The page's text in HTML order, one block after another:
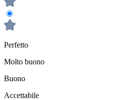
Perfetto
Molto buono
Buono
Accettabile